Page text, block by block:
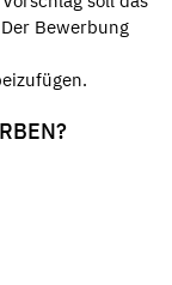
Bewerbung